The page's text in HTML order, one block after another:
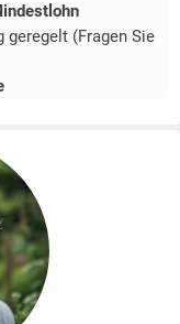
(Fragen Sie